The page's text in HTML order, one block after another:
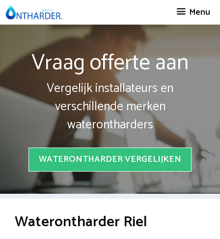
Spring
naar
Menu
Vraag offerte aan
Vergelijk installateurs en
verschillende merken
waterontharders
WATERONTHARDER VERGELIJKEN
Waterontharder Riel